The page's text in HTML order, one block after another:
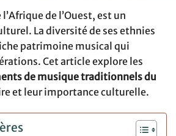
l’Afrique de l’Ouest, est un
La diversité de ses ethnies
patrimoine musical qui
Cet article explore les
de musique traditionnels du
et leur importance culturelle.